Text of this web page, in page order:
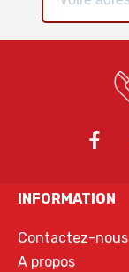
INFORMATION
Contactez-nous
A propos